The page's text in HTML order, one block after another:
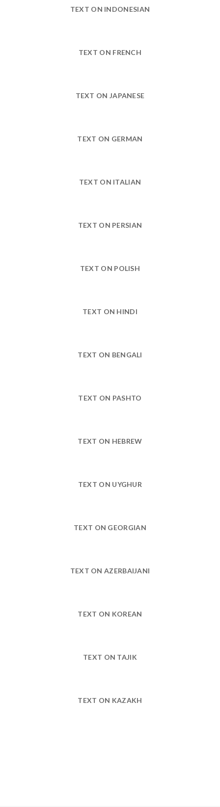
TEXT ON INDONESIAN
TEXT ON FRENCH
TEXT ON JAPANESE
TEXT ON GERMAN
TEXT ON ITALIAN
TEXT ON PERSIAN
TEXT ON POLISH
TEXT ON HINDI
TEXT ON BENGALI
TEXT ON PASHTO
TEXT ON HEBREW
TEXT ON UYGHUR
TEXT ON GEORGIAN
TEXT ON AZERBAIJANI
TEXT ON KOREAN
TEXT ON TAJIK
TEXT ON KAZAKH